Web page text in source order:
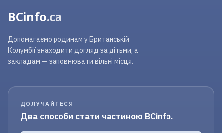
BCinfo.ca
Допомагаємо родинам у Британській
Колумбії знаходити догляд за дітьми, а
закладам — заповнювати вільні місця.
ДОЛУЧАЙТЕСЯ
Два способи стати частиною BCinfo.